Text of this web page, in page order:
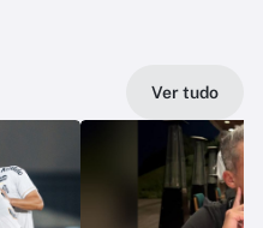
Ver tudo